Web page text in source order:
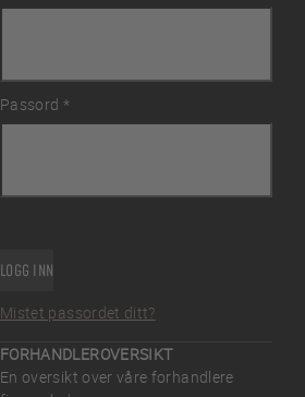
Passord *
Påkrevd
LOGG INN
Mistet passordet ditt?
FORHANDLEROVERSIKT
En oversikt over våre forhandlere